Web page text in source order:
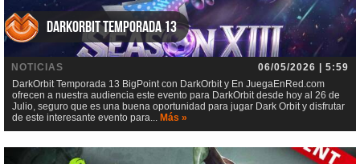
DarkOrbit Temporada 13
NOTICIAS
06/05/2026 | 5:59
DarkOrbit Temporada 13 BigPoint con DarkOrbit y En JuegaEnRed.com
ofrecen a nuestra audiencia este evento para DarkOrbit desde hoy al 26 de
Julio, seguro que es una buena oportunidad para jugar Dark Orbit y disfrutar
de este interesante evento para... Más »